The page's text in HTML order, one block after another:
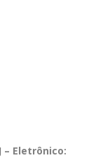
– Eletrônico: